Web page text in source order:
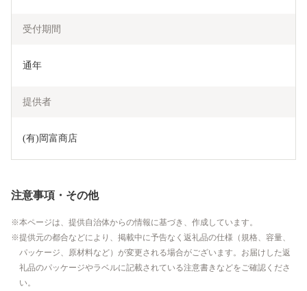
受付期間
通年
提供者
(有)岡富商店
注意事項・その他
本ページは、提供自治体からの情報に基づき、作成しています。
提供元の都合などにより、掲載中に予告なく返礼品の仕様（規格、容量、
パッケージ、原材料など）が変更される場合がございます。お届けした返
礼品のパッケージやラベルに記載されている注意書きなどをご確認くださ
い。